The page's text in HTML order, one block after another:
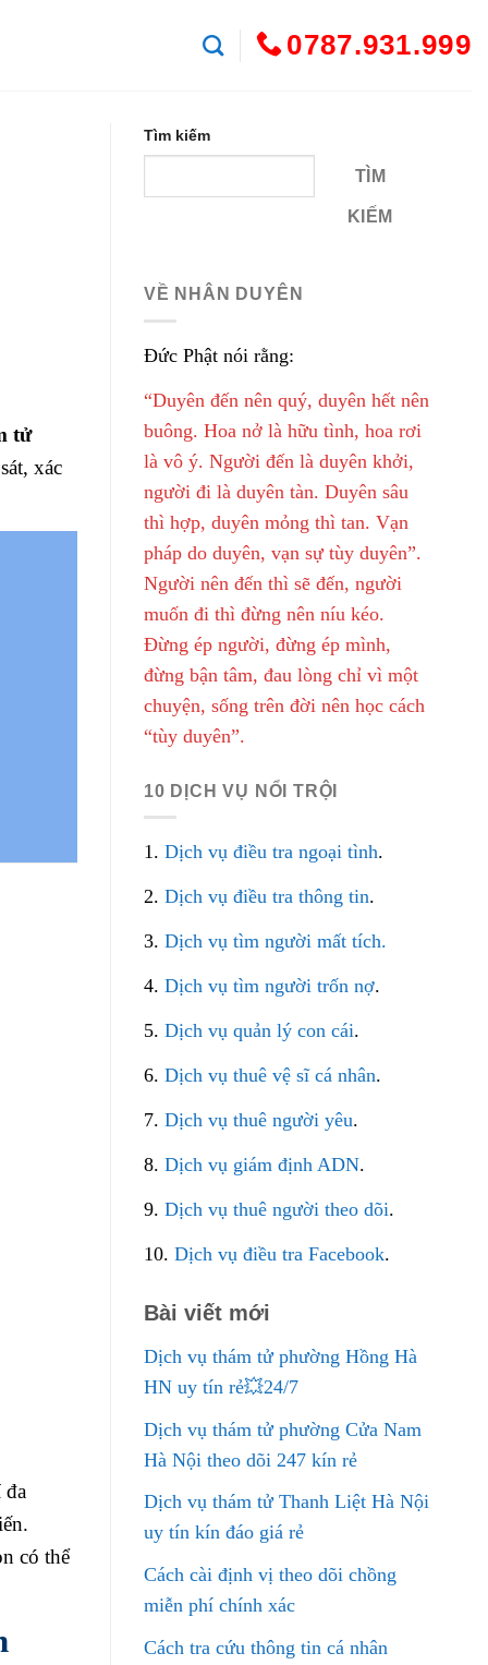
0787.931.999
tử
xác
đa
có thể
Tìm kiếm
TÌM
KIẾM
VỀ NHÂN DUYÊN
Đức Phật nói rằng:
“Duyên đến nên quý, duyên hết nên
buông. Hoa nở là hữu tình, hoa rơi
là vô ý. Người đến là duyên khởi,
người đi là duyên tàn. Duyên sâu
thì hợp, duyên mỏng thì tan. Vạn
pháp do duyên, vạn sự tùy duyên”.
Người nên đến thì sẽ đến, người
muốn đi thì đừng nên níu kéo.
Đừng ép người, đừng ép mình,
đừng bận tâm, đau lòng chỉ vì một
chuyện, sống trên đời nên học cách
“tùy duyên”.
10 DỊCH VỤ NỔI TRỘI
1. Dịch vụ điều tra ngoại tình.
2. Dịch vụ điều tra thông tin.
3. Dịch vụ tìm người mất tích.
4. Dịch vụ tìm người trốn nợ.
5. Dịch vụ quản lý con cái.
6. Dịch vụ thuê vệ sĩ cá nhân.
7. Dịch vụ thuê người yêu.
8. Dịch vụ giám định ADN.
9. Dịch vụ thuê người theo dõi.
10. Dịch vụ điều tra Facebook.
Bài viết mới
Dịch vụ thám tử phường Hồng Hà
HN uy tín rẻ💥24/7
Dịch vụ thám tử phường Cửa Nam
Hà Nội theo dõi 247 kín rẻ
Dịch vụ thám tử Thanh Liệt Hà Nội
uy tín kín đáo giá rẻ
Cách cài định vị theo dõi chồng
miễn phí chính xác
Cách tra cứu thông tin cá nhân